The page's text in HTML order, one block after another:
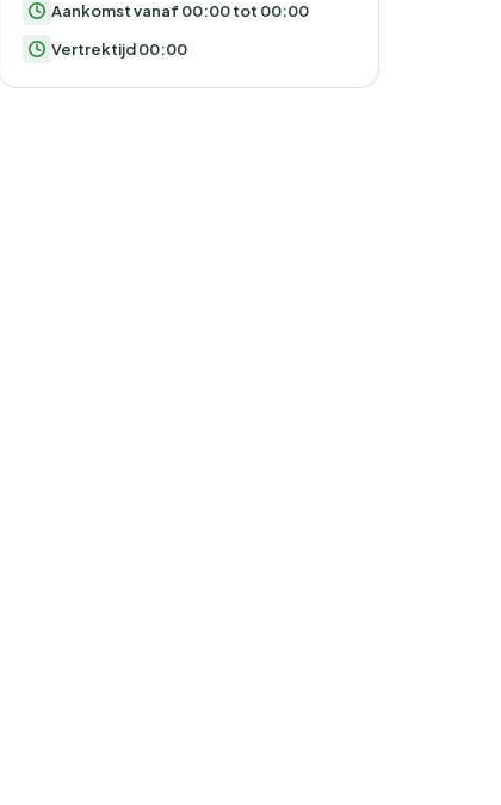
Aankomst vanaf 00:00 tot 00:00
Vertrektijd 00:00